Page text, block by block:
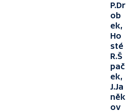
P.Dr
ob
ek,
Ho
sté
R.Š
pač
ek,
J.Ja
něk
ov